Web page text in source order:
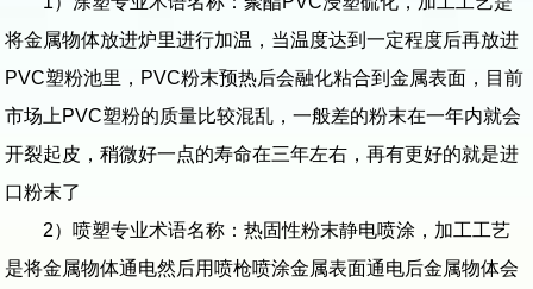
将金属物体放进炉里进行加温，当温度达到一定程度后再放进
PVC塑粉池里，PVC粉末预热后会融化粘合到金属表面，目前
市场上PVC塑粉的质量比较混乱，一般差的粉末在一年内就会
开裂起皮，稍微好一点的寿命在三年左右，再有更好的就是进
口粉末了
2）喷塑专业术语名称：热固性粉末静电喷涂，加工工艺
是将金属物体通电然后用喷枪喷涂金属表面通电后金属物体会